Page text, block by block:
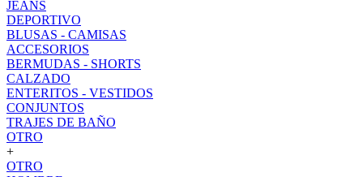
JEANS
DEPORTIVO
BLUSAS - CAMISAS
ACCESORIOS
BERMUDAS - SHORTS
CALZADO
ENTERITOS - VESTIDOS
CONJUNTOS
TRAJES DE BAÑO
OTRO
+
OTRO